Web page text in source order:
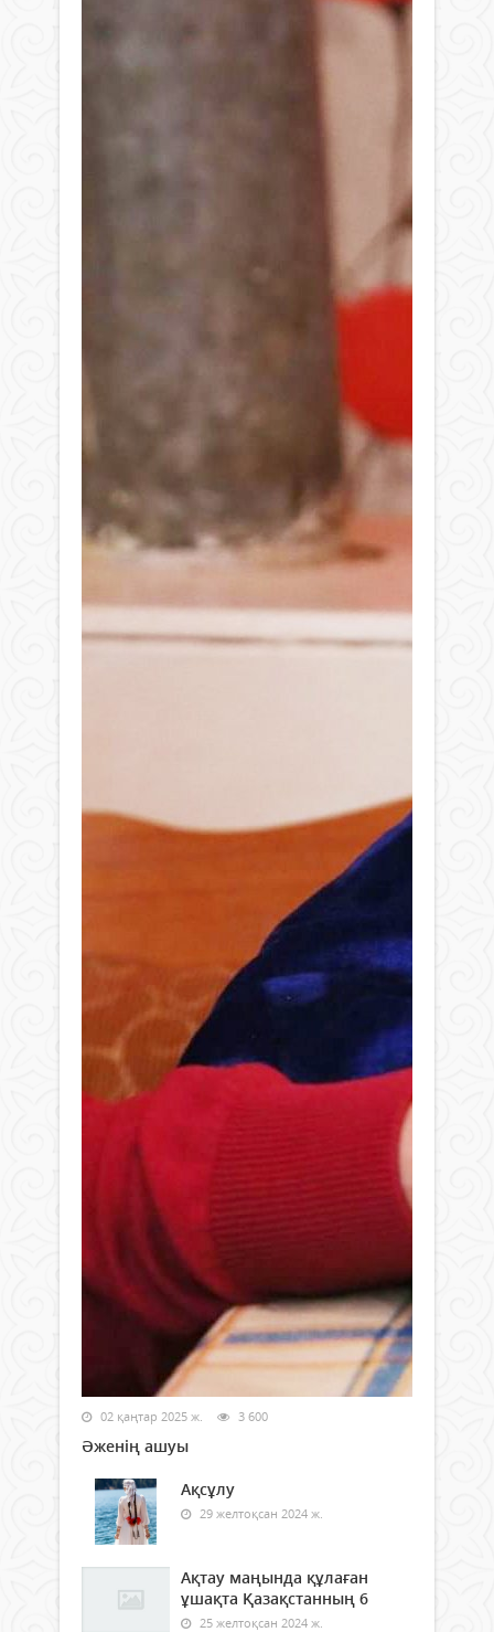
02 қаңтар 2025 ж. 3 600
Әженің ашуы
Ақсұлу
29 желтоқсан 2024 ж.
Ақтау маңында құлаған
ұшақта Қазақстанның 6
25 желтоқсан 2024 ж.